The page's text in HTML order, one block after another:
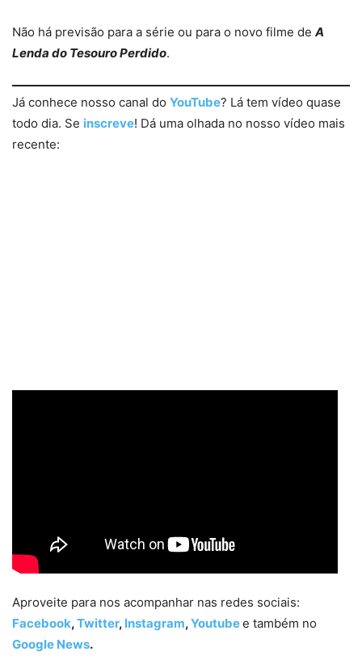
Não há previsão para a série ou para o novo filme de A
Lenda do Tesouro Perdido.
Já conhece nosso canal do YouTube? Lá tem vídeo quase
todo dia. Se inscreve! Dá uma olhada no nosso vídeo mais
recente:
Aproveite para nos acompanhar nas redes sociais:
Facebook,Twitter, Instagram,Youtubee também no
Google News.